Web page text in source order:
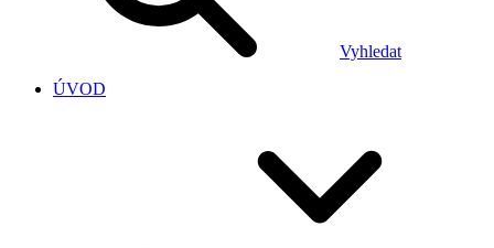
Vyhledat
ÚVOD